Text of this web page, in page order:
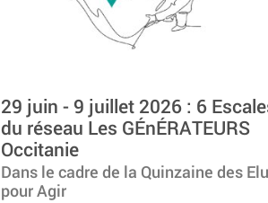
29 juin - 9 juillet 2026 : 6
du réseau Les GÉnÉRATEURS
Occitanie
Dans le cadre de la Quinzaine des
pour Agir